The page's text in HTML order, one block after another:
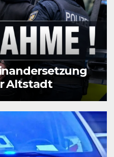
Altstadt